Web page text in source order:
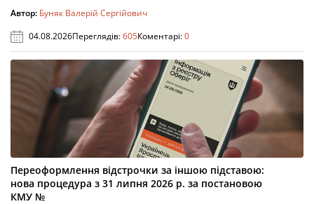
Автор: Буняк Валерій Сергійович
04.08.2026Переглядів:605Коментарі:0
Переоформлення відстрочки за іншою підставою:
нова процедура з 31 липня 2026 р. за постановою
КМУ №